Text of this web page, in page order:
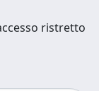
ristretto